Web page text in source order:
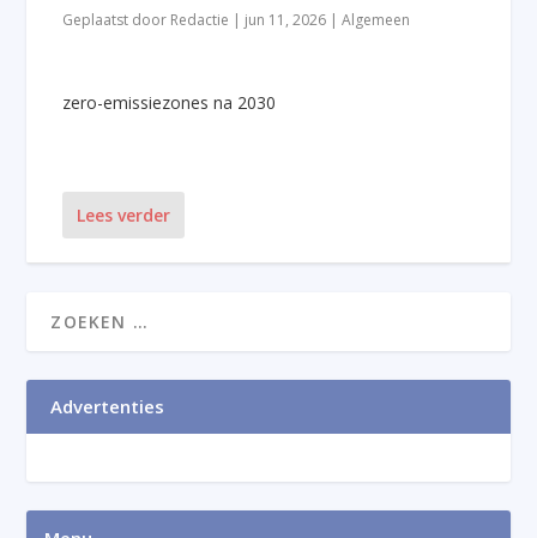
Geplaatst door Redactie | jun 11, 2026 |Algemeen
zero-emissiezones na 2030
Lees verder
Advertenties